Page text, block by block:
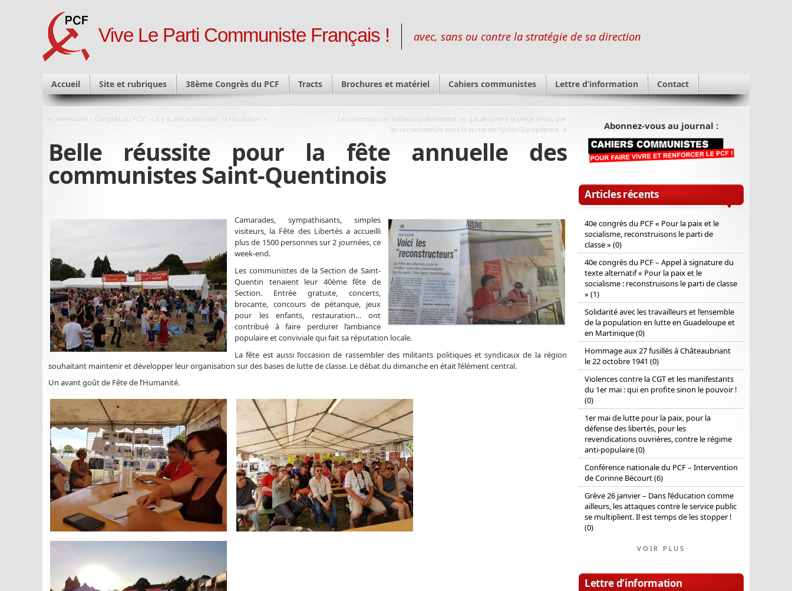
Vive Le Parti Communiste Français ! avec, sans ou contre la stratégie de sa direction
Accueil Site et rubriques 38ème Congrès du PCF Tracts Brochures et matériel Cahiers communistes Lettre d’information Contact
« Venezuela – Congrès du PCV : « Il y a une autre voie : la révolution »
Les communistes britanniques mettent en garde contre le piège tendu par
les conservateurs dans la sortie de l’Union Européenne »
Belle réussite pour la fête annuelle des
communistes Saint-Quentinois
Camarades, sympathisants, simples
visiteurs, la Fête des Libertés a accueilli
plus de 1500 personnes sur 2 journées, ce
week-end.
Les communistes de la Section de Saint-
Quentin tenaient leur 40ème fête de
Section. Entrée gratuite, concerts,
brocante, concours de pétanque, jeux
pour les enfants, restauration… ont
contribué à faire perdurer l’ambiance
populaire et conviviale qui fait sa réputation locale.
La fête est aussi l’occasion de rassembler des militants politiques et syndicaux de la région
souhaitant maintenir et développer leur organisation sur des bases de lutte de classe. Le débat du dimanche en était l’élément central.
Un avant goût de Fête de l’Humanité.
Abonnez-vous au journal :
Articles récents
40e congrès du PCF « Pour la paix et le
socialisme, reconstruisons le parti de
classe » (0)
40e congrès du PCF – Appel à signature du
texte alternatif « Pour la paix et le
socialisme : reconstruisons le parti de classe
» (1)
Solidarité avec les travailleurs et l’ensemble
de la population en lutte en Guadeloupe et
en Martinique (0)
Hommage aux 27 fusillés à Châteaubriant
le 22 octobre 1941 (0)
Violences contre la CGT et les manifestants
du 1er mai : qui en profite sinon le pouvoir !
(0)
1er mai de lutte pour la paix, pour la
défense des libertés, pour les
revendications ouvrières, contre le régime
anti-populaire (0)
Conférence nationale du PCF – Intervention
de Corinne Bécourt (6)
Grève 26 janvier – Dans l’éducation comme
ailleurs, les attaques contre le service public
se multiplient. Il est temps de les stopper !
(0)
VOIR PLUS
Lettre d’information